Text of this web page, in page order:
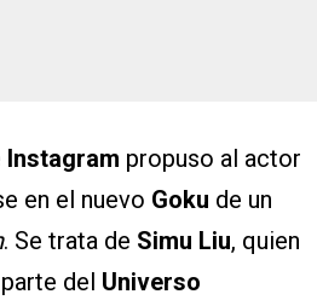
Instagram propuso al actor
en el nuevo Goku de un
. Se trata de Simu Liu, quien
del Universo